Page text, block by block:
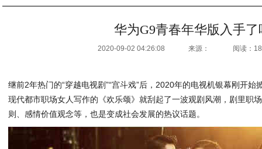
华为G9青春年华版入手了
2020-09-02 04:26:08 来源： 阅读：
继前2年热门的“穿越电视剧”“宫斗戏”后，2020年的电视机银幕刚开始
现代都市职场女人写作的《欢乐颂》就刮起了一波观剧风潮，剧里职
则、感情价值观念等，也是变成社会发展的热议话题。